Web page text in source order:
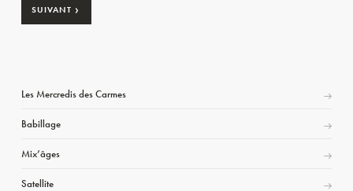
SUIVANT ›
Les Mercredis des Carmes
Babillage
Mix’âges
Satellite